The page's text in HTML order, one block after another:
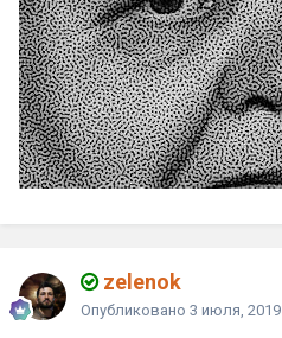
zelenok
Опубликовано 3 июля, 2019